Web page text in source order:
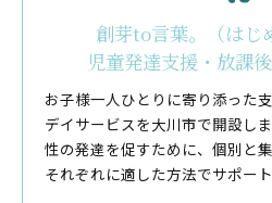
創芽to言葉。（はじ
児童発達支援・放課
お子様一人ひとりに寄り添った
デイサービスを大川市で開設し
性の発達を促すために、個別と
それぞれに適した方法でサポート